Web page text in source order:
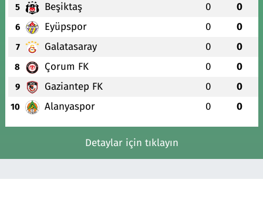
5 Beşiktaş 0 0
6 Eyüpspor 0 0
7 Galatasaray 0 0
8 Çorum FK 0 0
9 Gaziantep FK 0 0
10 Alanyaspor 0 0
Detaylar için tıklayın